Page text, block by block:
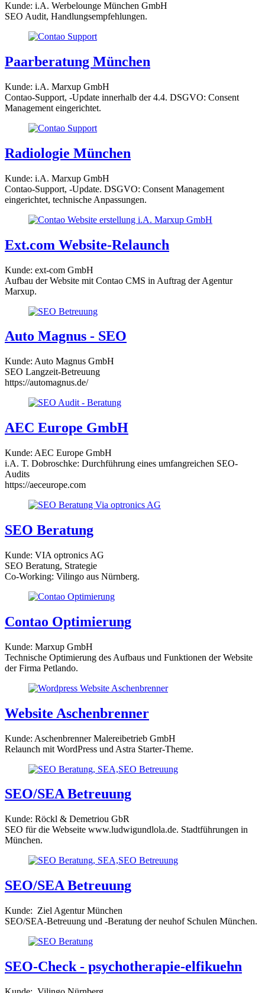
Kunde: i.A. Werbelounge München GmbH
SEO Audit, Handlungsempfehlungen.
Paarberatung München
Kunde: i.A. Marxup GmbH
Contao-Support, -Update innerhalb der 4.4. DSGVO: Consent
Management eingerichtet.
Radiologie München
Kunde: i.A. Marxup GmbH
Contao-Support, -Update. DSGVO: Consent Management
eingerichtet, technische Anpassungen.
Ext.com Website-Relaunch
Kunde: ext-com GmbH
Aufbau der Website mit Contao CMS in Auftrag der Agentur
Marxup.
Auto Magnus - SEO
Kunde: Auto Magnus GmbH
SEO Langzeit-Betreuung
https://automagnus.de/
AEC Europe GmbH
Kunde: AEC Europe GmbH
i.A. T. Dobroschke: Durchführung eines umfangreichen SEO-
Audits
https://aeceurope.com
SEO Beratung
Kunde: VIA optronics AG
SEO Beratung, Strategie
Co-Working: Vilingo aus Nürnberg.
Contao Optimierung
Kunde: Marxup GmbH
Technische Optimierung des Aufbaus und Funktionen der Website
der Firma Petlando.
Website Aschenbrenner
Kunde: Aschenbrenner Malereibetrieb GmbH
Relaunch mit WordPress und Astra Starter-Theme.
SEO/SEA Betreuung
Kunde: Röckl & Demetriou GbR
SEO für die Webseite www.ludwigundlola.de. Stadtführungen in
München.
SEO/SEA Betreuung
Kunde: Ziel Agentur München
SEO/SEA-Betreuung und -Beratung der neuhof Schulen München.
SEO-Check - psychotherapie-elfikuehn